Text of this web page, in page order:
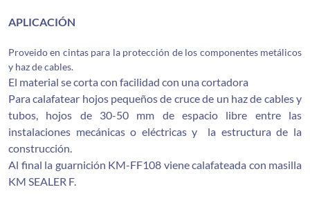
APLICACIÓN
Proveido en cintas para la protección de los componentes metálicos
y haz de cables.
El material se corta con facilidad con una cortadora
Para calafatear hojos pequeños de cruce de un haz de cables y
tubos, hojos de 30-50 mm de espacio libre entre las
instalaciones mecánicas o eléctricas y la estructura de la
construcción.
Al final la guarnición KM-FF108 viene calafateada con masilla
KM SEALER F.